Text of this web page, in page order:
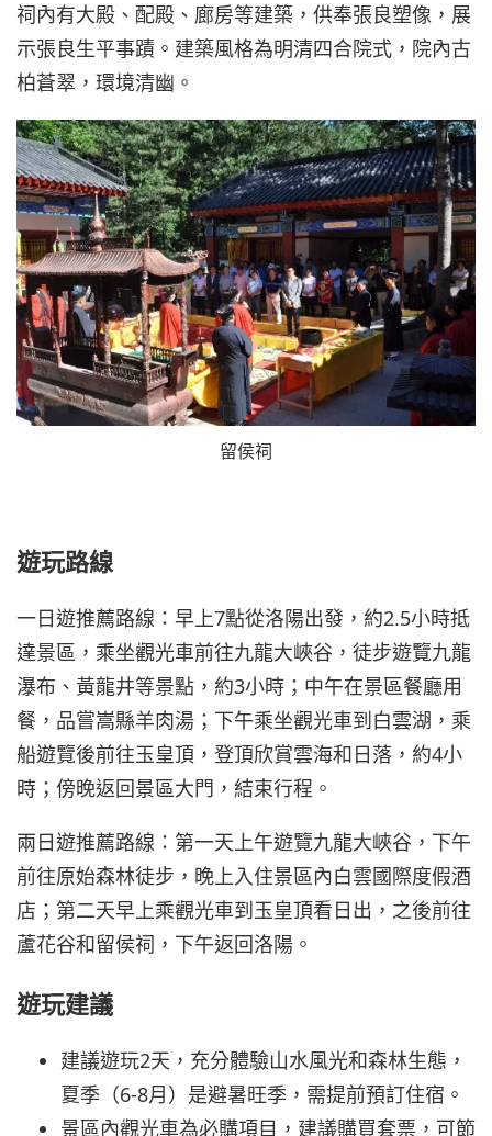
祠內有大殿、配殿、廊房等建築，供奉張良塑像，展
示張良生平事蹟。建築風格為明清四合院式，院內古
柏蒼翠，環境清幽。
留侯祠
遊玩路線
一日遊推薦路線：早上7點從洛陽出發，約2.5小時抵
達景區，乘坐觀光車前往九龍大峽谷，徒步遊覽九龍
瀑布、黃龍井等景點，約3小時；中午在景區餐廳用
餐，品嘗嵩縣羊肉湯；下午乘坐觀光車到白雲湖，乘
船遊覽後前往玉皇頂，登頂欣賞雲海和日落，約4小
時；傍晚返回景區大門，結束行程。
兩日遊推薦路線：第一天上午遊覽九龍大峽谷，下午
前往原始森林徒步，晚上入住景區內白雲國際度假酒
店；第二天早上乘觀光車到玉皇頂看日出，之後前往
蘆花谷和留侯祠，下午返回洛陽。
遊玩建議
建議遊玩2天，充分體驗山水風光和森林生態，
夏季（6-8月）是避暑旺季，需提前預訂住宿。
景區內觀光車為必購項目，建議購買套票，可節